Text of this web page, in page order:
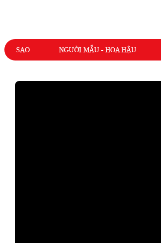
SAO NGƯỜI MẪU - HOA HẬU